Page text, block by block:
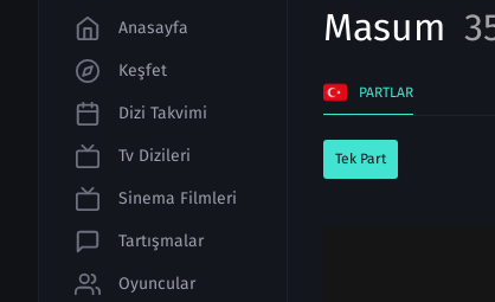
Anasayfa
Keşfet
Dizi Takvimi
Tv Dizileri
Sinema Filmleri
Tartışmalar
Oyuncular
Masum
PARTLAR
Tek Part